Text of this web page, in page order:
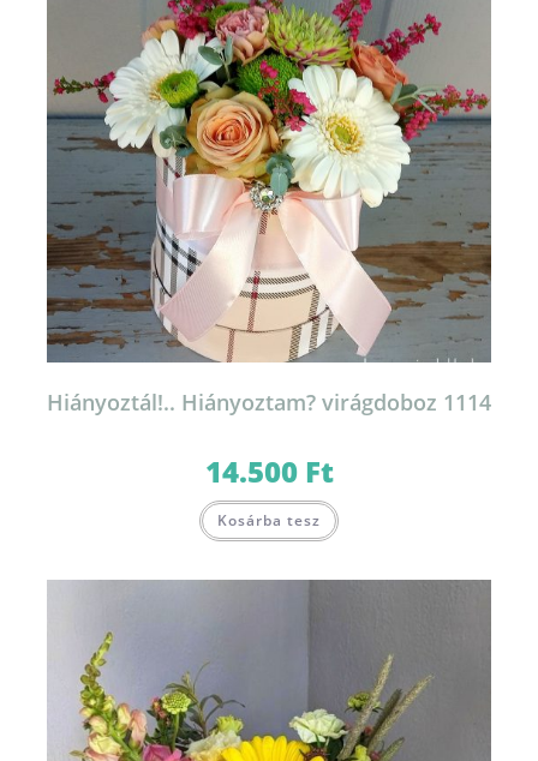
Hiányoztál!.. Hiányoztam? virágdoboz 1114
14.500 Ft
Kosárba tesz